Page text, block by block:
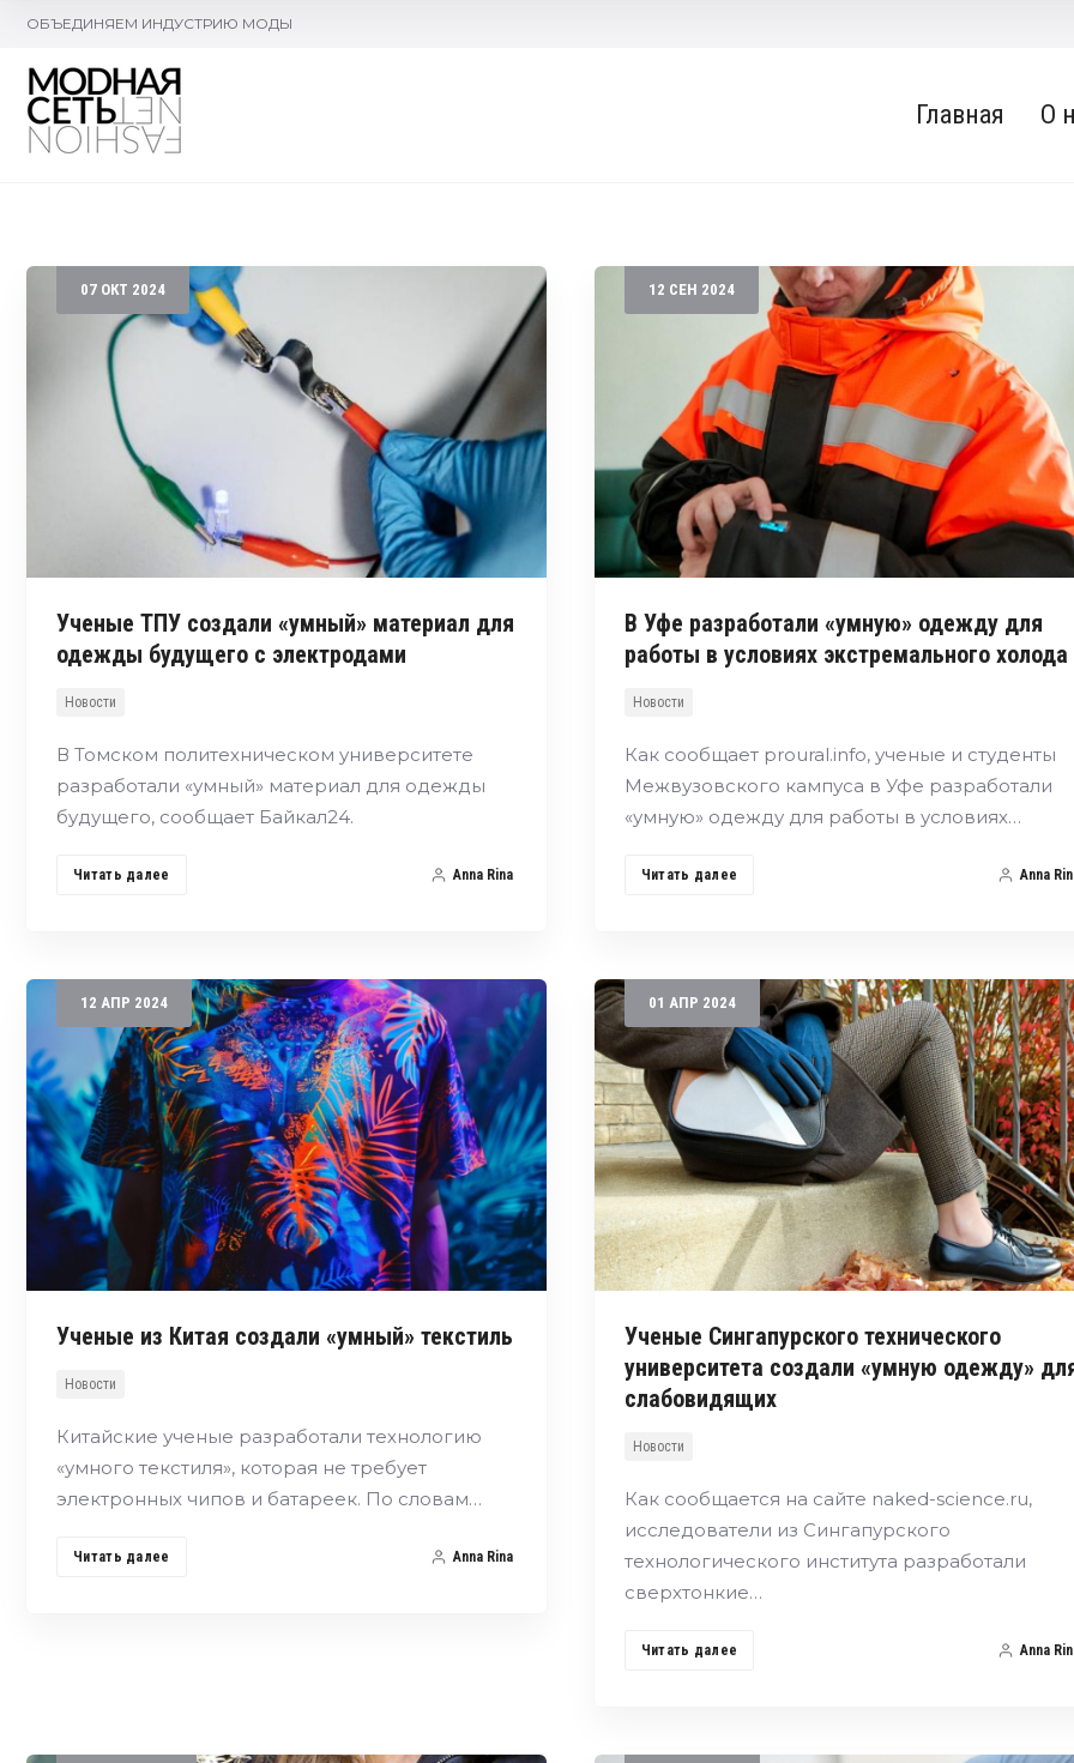
ОБЪЕДИНЯЕМ ИНДУСТРИЮ МОДЫ
Главная О
07 ОКТ 2024
Ученые ТПУ создали «умный» материал для
одежды будущего с электродами
Новости
В Томском политехническом университете
разработали «умный» материал для одежды
будущего, сообщает Байкал24.
Читать далее Anna Rina
12 СЕН 2024
В Уфе разработали «умную» одежду для
работы в условиях экстремального холода
Новости
Как сообщает proural.info, ученые и студенты
Межвузовского кампуса в Уфе разработали
«умную» одежду для работы в условиях…
Читать далее Anna
12 АПР 2024
Ученые из Китая создали «умный» текстиль
Новости
Китайские ученые разработали технологию
«умного текстиля», которая не требует
электронных чипов и батареек. По словам…
Читать далее Anna Rina
01 АПР 2024
Ученые Сингапурского технического
университета создали «умную одежду»
слабовидящих
Новости
Как сообщается на сайте naked-science.ru,
исследователи из Сингапурского
технологического института разработали
сверхтонкие…
Читать далее Anna